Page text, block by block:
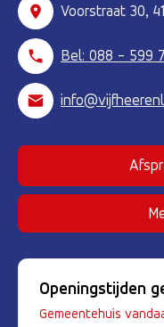
Voorstraat 30,
Bel: 088 - 599
Openingstijden
Gemeentehuis